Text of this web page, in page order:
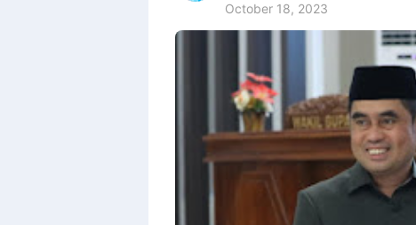
October 18, 2023
Premium
Shroff
Templates